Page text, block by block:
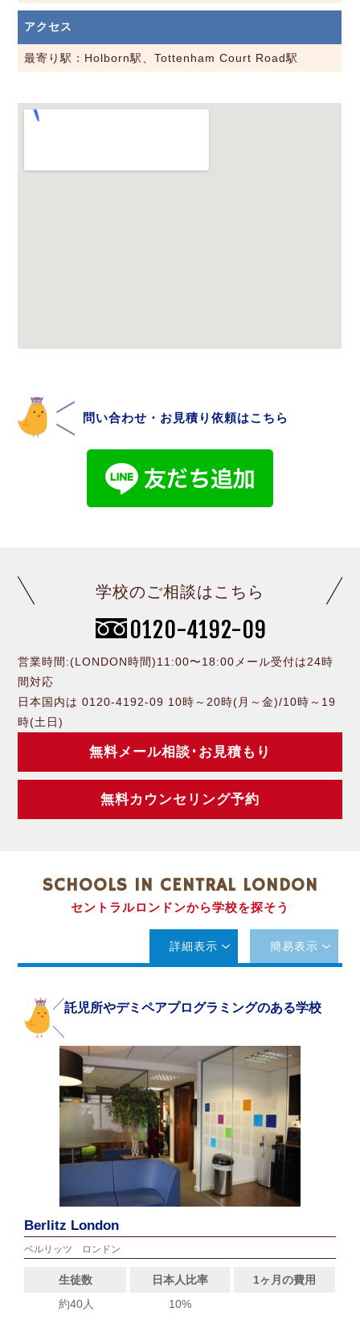
アクセス
最寄り駅：Holborn駅、Tottenham Court Road駅
問い合わせ・お見積り依頼はこちら
学校のご相談はこちら
0120-4192-09
営業時間:(LONDON時間)11:00〜18:00メール受付は24時
間対応
日本国内は 0120-4192-09 10時～20時(月～金)/10時～19
時(土日)
無料メール相談･お見積もり
無料カウンセリング予約
SCHOOLS IN CENTRAL LONDON
セントラルロンドンから学校を探そう
詳細表示 簡易表示
託児所やデミペアプログラミングのある学校
Berlitz London
ベルリッツ ロンドン
生徒数 日本人比率
1ヶ月の費用
約40人
10%